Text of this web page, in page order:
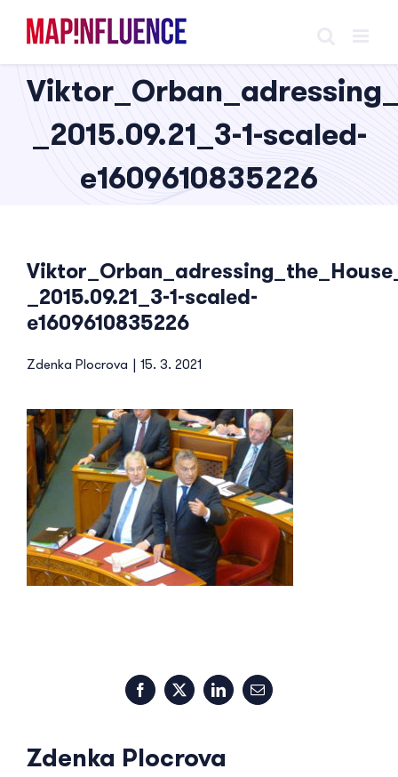
Skip
content
_2015.09.21_3-1-scaled-
e1609610835226
_2015.09.21_3-1-scaled-
e1609610835226
Zdenka Plocrova | 15. 3. 2021
Facebook
X LinkedInEmail
Zdenka Plocrova